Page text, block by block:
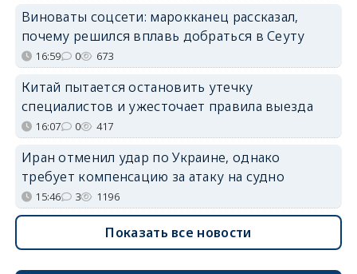
Виноваты соцсети: марокканец рассказал,
почему решился вплавь добраться в Сеуту
16:59 0 673
Китай пытается остановить утечку
специалистов и ужесточает правила выезда
16:07 0 417
Иран отменил удар по Украине, однако
требует компенсацию за атаку на судно
15:46 3 1196
Показать все новости